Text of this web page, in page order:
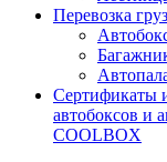
Перевозка
Сертификаты
автобоксов и
COOLBOX